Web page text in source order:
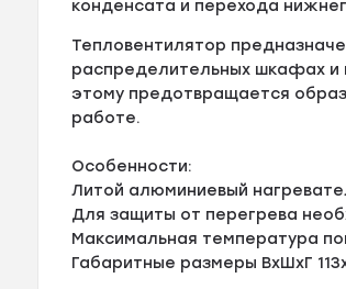
конденсата и перехода
Тепловентилятор
распределительных шкафах и
этому предотвращается
работе.
Особенности:
Литой алюминиевый
Для защиты от перегрева
Максимальная температура
Габаритные размеры ВхШхГ